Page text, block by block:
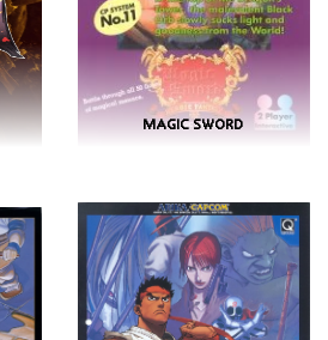
MAGIC SWORD